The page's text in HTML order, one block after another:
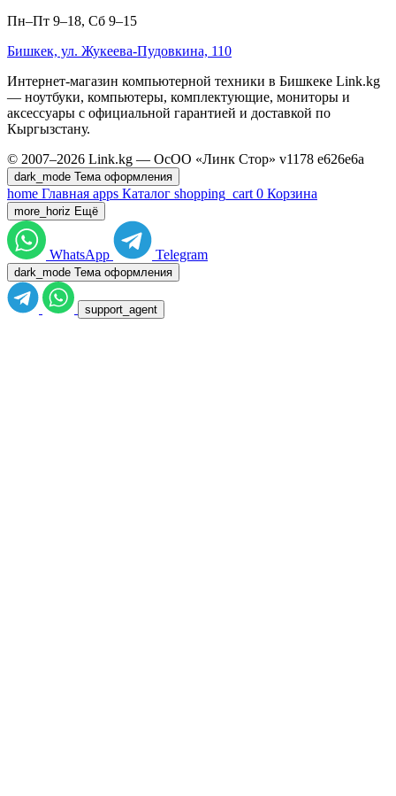
Пн–Пт 9–18, Сб 9–15
Бишкек, ул. Жукеева-Пудовкина, 110
Интернет-магазин компьютерной техники в Бишкеке Link.kg
— ноутбуки, компьютеры, комплектующие, мониторы и
аксессуары с официальной гарантией и доставкой по
Кыргызстану.
© 2007–2026 Link.kg — ОсОО «Линк Стор» v1178 e626e6a
dark_mode Тема оформления
home Главная apps Каталог shopping_cart 0 Корзина
more_horiz Ещё
WhatsApp Telegram
dark_mode Тема оформления
support_agent